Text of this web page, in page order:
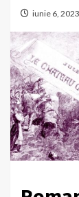
iunie 6, 2023